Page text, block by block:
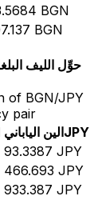
BGN
BGN
حوِّل الليف
of BGN/JPY
pair
الين اليابانيJPY
93.3387 JPY
466.693 JPY
933.387 JPY